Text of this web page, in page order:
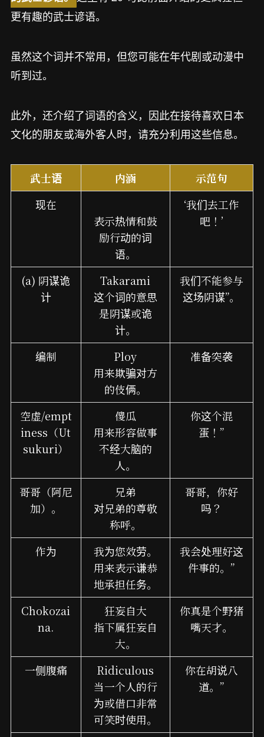
更有趣的武士谚语。
虽然这个词并不常用，但您可能在年代剧或动漫中
听到过。
此外，还介绍了词语的含义，因此在接待喜欢日本
文化的朋友或海外客人时，请充分利用这些信息。
武士语 内涵
示范句
现在
表示热情和鼓
励行动的词
语。
‘我们去工作
吧！’
(a) 阴谋诡
计
Takarami
这个词的意思
是阴谋或诡
计。
我们不能参与
这场阴谋”。
编制
Ploy
用来欺骗对方
的伎俩。
准备突袭
空虚/empt
iness（Ut
sukuri）
傻瓜
用来形容做事
不经大脑的
人。
你这个混
蛋！”
哥哥（阿尼
加）。
兄弟
对兄弟的尊敬
称呼。
哥哥，你好
吗？
作为
我为您效劳。
用来表示谦恭
地承担任务。
我会处理好这
件事的。”
Chokozai
na.
狂妄自大
指下属狂妄自
大。
你真是个野猪
嘴天才。
一侧腹痛
Ridiculous
当一个人的行
为或借口非常
可笑时使用。
你在胡说八
道。”